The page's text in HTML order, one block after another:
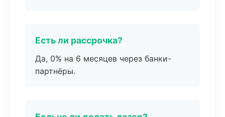
Есть ли рассрочка?
Да, 0% на 6 месяцев через банки-
партнёры.